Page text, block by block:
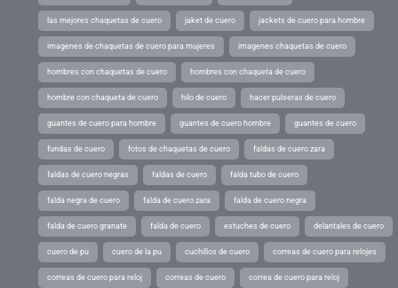
las mejores chaquetas de cuero jaket de cuero jackets de cuero para hombre
imagenes de chaquetas de cuero para mujeres imagenes chaquetas de cuero
hombres con chaquetas de cuero hombres con chaqueta de cuero
hombre con chaqueta de cuero hilo de cuero hacer pulseras de cuero
guantes de cuero para hombre guantes de cuero hombre guantes de cuero
fundas de cuero fotos de chaquetas de cuero faldas de cuero zara
faldas de cuero negras faldas de cuero falda tubo de cuero
falda negra de cuero falda de cuero zara falda de cuero negra
falda de cuero granate falda de cuero estuches de cuero delantales de cuero
cuero de pu cuero de la pu cuchillos de cuero correas de cuero para relojes
correas de cuero para reloj correas de cuero correa de cuero para reloj